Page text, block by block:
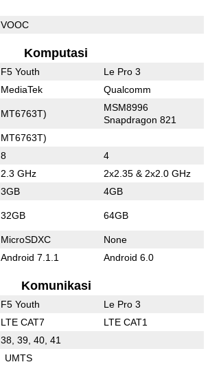
VOOC
Komputasi
F5 Youth Le Pro 3
MediaTek Qualcomm
MT6763T)
MSM8996
Snapdragon 821
MT6763T)
8 4
2.3 GHz 2x2.35 & 2x2.0 GHz
3GB 4GB
32GB 64GB
MicroSDXC None
Android 7.1.1 Android 6.0
Komunikasi
F5 Youth Le Pro 3
LTE CAT7 LTE CAT1
38, 39, 40, 41
UMTS